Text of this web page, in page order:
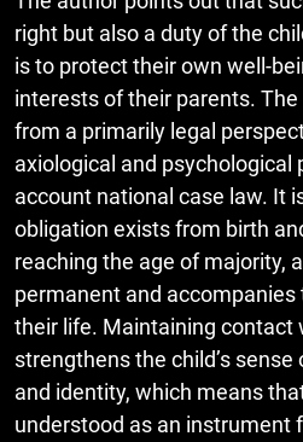
right but also a duty of the
is to protect their own well-
interests of their parents.
from a primarily legal
axiological and psychological
account national case law. It
obligation exists from birth
reaching the age of majority,
permanent and
their life. Maintaining contact
strengthens the child’s
and identity, which means
understood as an instrument